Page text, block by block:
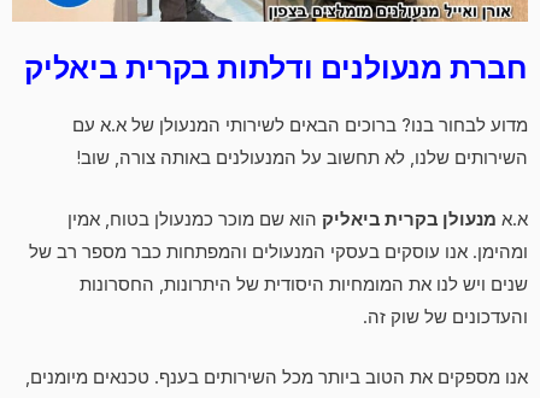
חברת מנעולנים ודלתות בקרית ביאליק
מדוע לבחור בנו? ברוכים הבאים לשירותי המנעולן של א.א עם
השירותים שלנו, לא תחשוב על המנעולנים באותה צורה, שוב!
א.א מנעולן בקרית ביאליק הוא שם מוכר כמנעולן בטוח, אמין
ומהימן. אנו עוסקים בעסקי המנעולים והמפתחות כבר מספר רב של
שנים ויש לנו את המומחיות היסודית של היתרונות, החסרונות
והעדכונים של שוק זה.
אנו מספקים את הטוב ביותר מכל השירותים בענף. טכנאים מיומנים,